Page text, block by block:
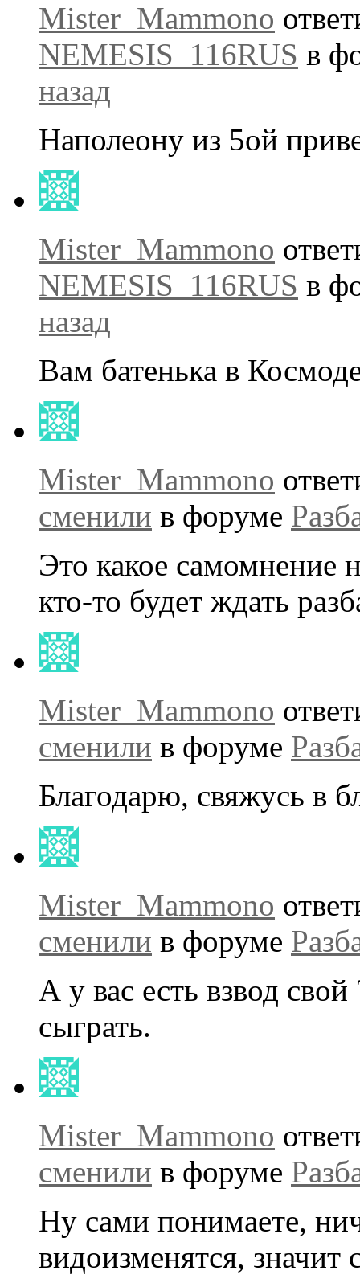
Mister_Mammono
NEMESIS_116RUS в
назад
Наполеону из 5ой
Mister_Mammono
NEMESIS_116RUS в
назад
Вам батенька в
Mister_Mammono
сменили в форуме
Это какое самомнение
кто-то будет ждать
Mister_Mammono
сменили в форуме
Благодарю, свяжусь в
Mister_Mammono
сменили в форуме
А у вас есть взвод
сыграть.
Mister_Mammono
сменили в форуме
Ну сами понимаете,
видоизменятся, значит